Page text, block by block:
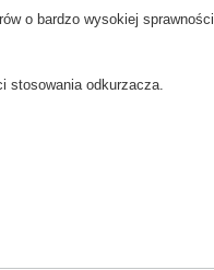
o bardzo wysokiej sprawności
stosowania odkurzacza.